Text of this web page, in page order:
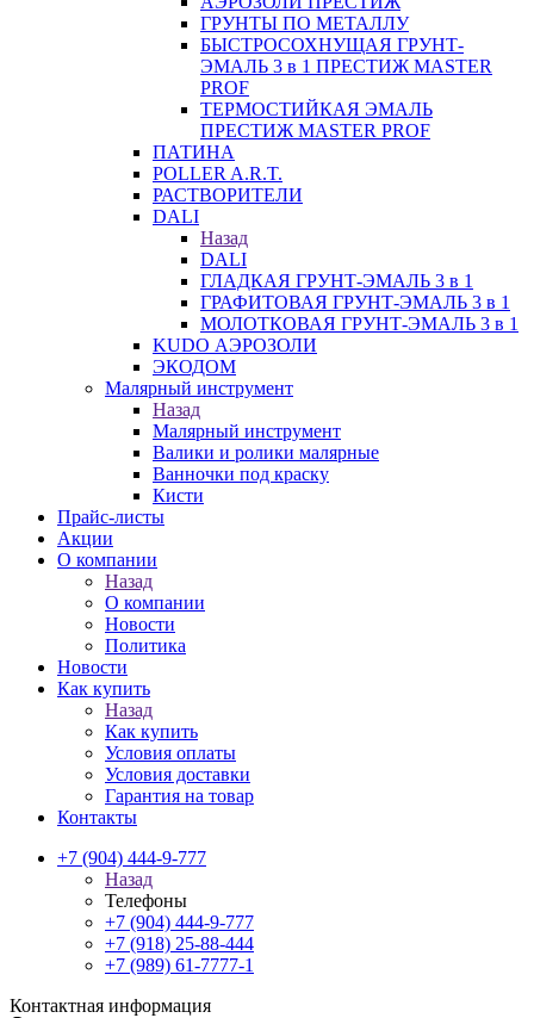
ГРУНТЫ ПО МЕТАЛЛУ
БЫСТРОСОХНУЩАЯ ГРУНТ-
ЭМАЛЬ 3 в 1 ПРЕСТИЖ MASTER
PROF
ТЕРМОСТИЙКАЯ ЭМАЛЬ
ПРЕСТИЖ MASTER PROF
ПАТИНА
POLLER A.R.T.
РАСТВОРИТЕЛИ
DALI
Назад
DALI
ГЛАДКАЯ ГРУНТ-ЭМАЛЬ 3 в 1
ГРАФИТОВАЯ ГРУНТ-ЭМАЛЬ 3 в 1
МОЛОТКОВАЯ ГРУНТ-ЭМАЛЬ 3 в 1
KUDO АЭРОЗОЛИ
ЭКОДОМ
Малярный инструмент
Назад
Малярный инструмент
Валики и ролики малярные
Ванночки под краску
Кисти
Прайс-листы
Акции
О компании
Назад
О компании
Новости
Политика
Новости
Как купить
Назад
Как купить
Условия оплаты
Условия доставки
Гарантия на товар
Контакты
+7 (904) 444-9-777
Назад
Телефоны
+7 (904) 444-9-777
+7 (918) 25-88-444
+7 (989) 61-7777-1
Контактная информация